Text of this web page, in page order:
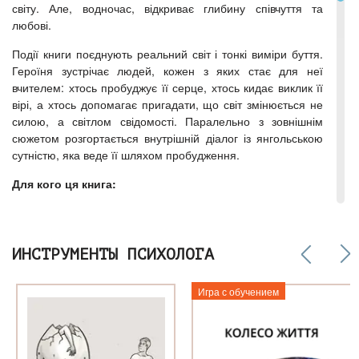
світу. Але, водночас, відкриває глибину співчуття та
любові.
Події книги поєднують реальний світ і тонкі виміри буття.
Героїня зустрічає людей, кожен з яких стає для неї
вчителем: хтось пробуджує її серце, хтось кидає виклик її
вірі, а хтось допомагає пригадати, що світ змінюється не
силою, а світлом свідомості. Паралельно з зовнішнім
сюжетом розгортається внутрішній діалог із янгольською
сутністю, яка веде її шляхом пробудження.
Для кого ця книга:
— для читання разом із дітьми
Чому варто прочитати:
Книга «Дiвчина зi свiту янголiв» створена з наміром, щоб
кожна дитина вiдчула пiдтримку та право бути собою. Щоб
ИНСТРУМЕНТЫ ПСИХОЛОГА
Игра с обучением